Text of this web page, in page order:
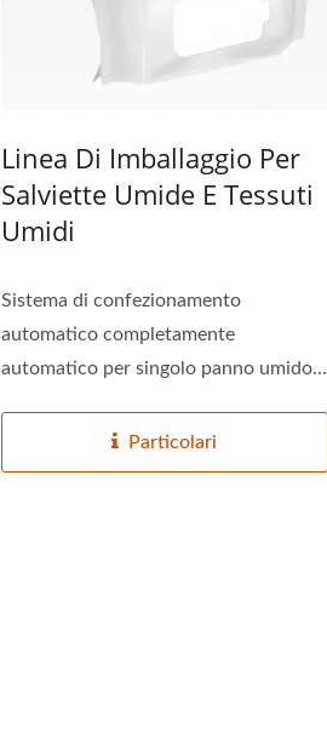
Linea Di Imballaggio Per
Salviette Umide E Tessuti
Umidi
Sistema di confezionamento
automatico completamente
automatico per singolo panno umido e
Particolari